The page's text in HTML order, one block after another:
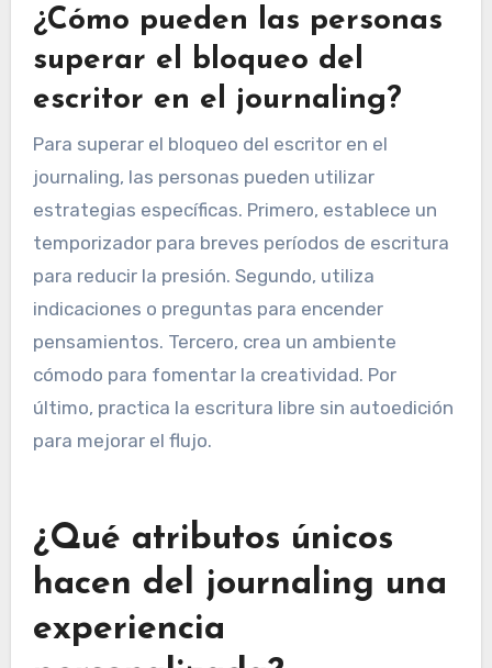
difíciles, también pueden obstaculizar la
consistencia. Además, sin una estructura clara o
indicaciones, las personas pueden encontrar
¿Cómo pueden las personas
superar el bloqueo del
escritor en el journaling?
Para superar el bloqueo del escritor en el
journaling, las personas pueden utilizar
estrategias específicas. Primero, establece un
temporizador para breves períodos de escritura
pensamientos. Tercero, crea un ambiente
cómodo para fomentar la creatividad. Por
último, practica la escritura libre sin autoedición
para mejorar el flujo.